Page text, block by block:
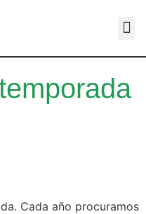
Cada año procuramos